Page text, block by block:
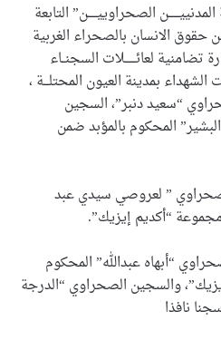
الصحراوييـــــن” التابعة
حقوق الانسان بالصحراء الغربية
لعائــــــلات السجنــاء
بمدينة العيون المحتلـــة ،
“سعيد دنبر”، السجين
المحكوم بالمؤبد ضمن
” لعروصي سيدي عبد
“أكديم إيزيك”.
“أبهاه عبدالله” المحكوم
والسجين الصحراوي “الدرجة